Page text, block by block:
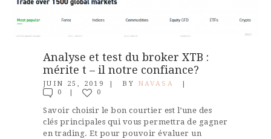
Analyse et test du broker XTB :
mérite t – il notre confiance?
JUIN 25, 2019 BY
NAVASA
0
0
Savoir choisir le bon courtier est l’une des
clés principales qui vous permettra de gagner
en trading. Et pour pouvoir évaluer un